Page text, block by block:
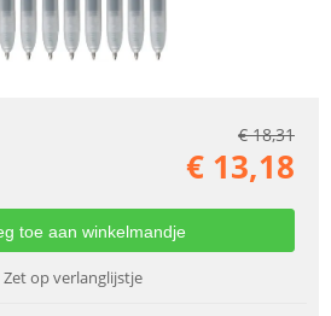
€18,31
€ 13,18
toe aan winkelmandje
Zet op verlanglijstje